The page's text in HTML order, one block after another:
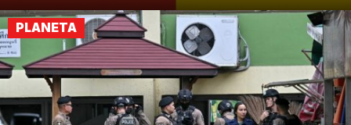
PLANETA